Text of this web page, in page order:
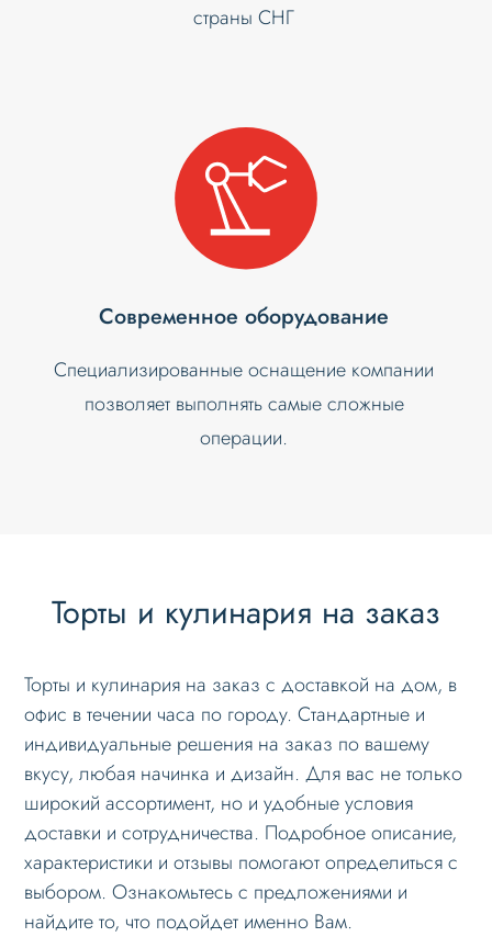
страны СНГ
Современное оборудование
Специализированные оснащение компании
позволяет выполнять самые сложные
операции.
Торты и кулинария на заказ
Торты и кулинария на заказ с доставкой на дом, в
офис в течении часа по городу. Стандартные и
индивидуальные решения на заказ по вашему
вкусу, любая начинка и дизайн. Для вас не только
широкий ассортимент, но и удобные условия
доставки и сотрудничества. Подробное описание,
характеристики и отзывы помогают определиться с
выбором. Ознакомьтесь с предложениями и
найдите то, что подойдет именно Вам.